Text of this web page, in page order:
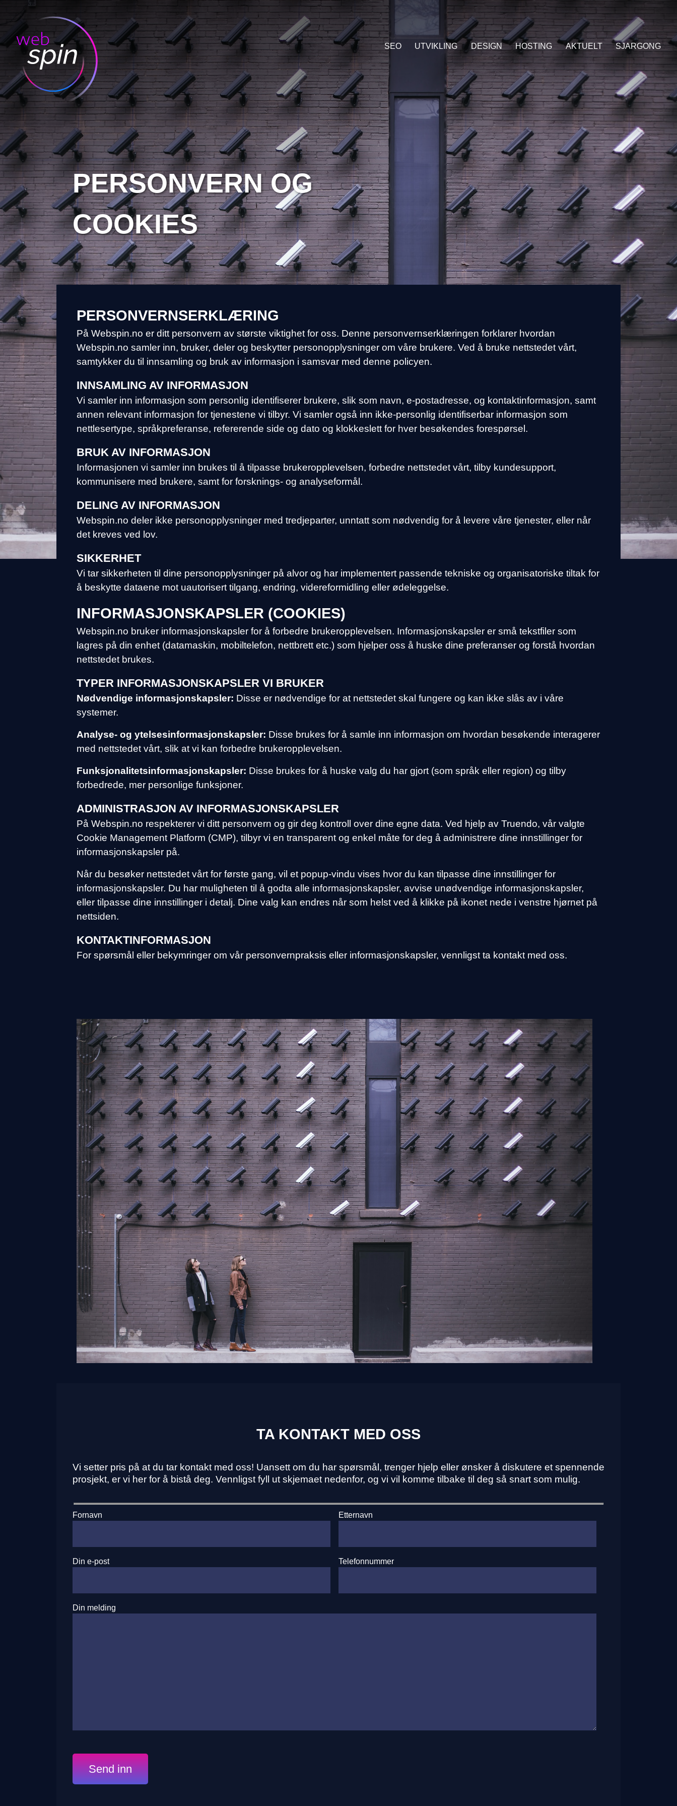
SEO UTVIKLING DESIGN HOSTING AKTUELT SJARGONG
PERSONVERN OG
COOKIES
PERSONVERNSERKLÆRING
På Webspin.no er ditt personvern av største viktighet for oss. Denne personvernserklæringen forklarer hvordan
Webspin.no samler inn, bruker, deler og beskytter personopplysninger om våre brukere. Ved å bruke nettstedet vårt,
samtykker du til innsamling og bruk av informasjon i samsvar med denne policyen.
INNSAMLING AV INFORMASJON
Vi samler inn informasjon som personlig identifiserer brukere, slik som navn, e-postadresse, og kontaktinformasjon, samt
annen relevant informasjon for tjenestene vi tilbyr. Vi samler også inn ikke-personlig identifiserbar informasjon som
nettlesertype, språkpreferanse, refererende side og dato og klokkeslett for hver besøkendes forespørsel.
BRUK AV INFORMASJON
Informasjonen vi samler inn brukes til å tilpasse brukeropplevelsen, forbedre nettstedet vårt, tilby kundesupport,
kommunisere med brukere, samt for forsknings- og analyseformål.
DELING AV INFORMASJON
Webspin.no deler ikke personopplysninger med tredjeparter, unntatt som nødvendig for å levere våre tjenester, eller når
det kreves ved lov.
SIKKERHET
Vi tar sikkerheten til dine personopplysninger på alvor og har implementert passende tekniske og organisatoriske tiltak for
å beskytte dataene mot uautorisert tilgang, endring, videreformidling eller ødeleggelse.
INFORMASJONSKAPSLER (COOKIES)
Webspin.no bruker informasjonskapsler for å forbedre brukeropplevelsen. Informasjonskapsler er små tekstfiler som
lagres på din enhet (datamaskin, mobiltelefon, nettbrett etc.) som hjelper oss å huske dine preferanser og forstå hvordan
nettstedet brukes.
TYPER INFORMASJONSKAPSLER VI BRUKER
Nødvendige informasjonskapsler: Disse er nødvendige for at nettstedet skal fungere og kan ikke slås av i våre
systemer.
Analyse- og ytelsesinformasjonskapsler: Disse brukes for å samle inn informasjon om hvordan besøkende interagerer
med nettstedet vårt, slik at vi kan forbedre brukeropplevelsen.
Funksjonalitetsinformasjonskapsler: Disse brukes for å huske valg du har gjort (som språk eller region) og tilby
forbedrede, mer personlige funksjoner.
ADMINISTRASJON AV INFORMASJONSKAPSLER
På Webspin.no respekterer vi ditt personvern og gir deg kontroll over dine egne data. Ved hjelp av Truendo, vår valgte
Cookie Management Platform (CMP), tilbyr vi en transparent og enkel måte for deg å administrere dine innstillinger for
informasjonskapsler på.
Når du besøker nettstedet vårt for første gang, vil et popup-vindu vises hvor du kan tilpasse dine innstillinger for
informasjonskapsler. Du har muligheten til å godta alle informasjonskapsler, avvise unødvendige informasjonskapsler,
eller tilpasse dine innstillinger i detalj. Dine valg kan endres når som helst ved å klikke på ikonet nede i venstre hjørnet på
nettsiden.
KONTAKTINFORMASJON
For spørsmål eller bekymringer om vår personvernpraksis eller informasjonskapsler, vennligst ta kontakt med oss.
TA KONTAKT MED OSS
Vi setter pris på at du tar kontakt med oss! Uansett om du har spørsmål, trenger hjelp eller ønsker å diskutere et spennende
prosjekt, er vi her for å bistå deg. Vennligst fyll ut skjemaet nedenfor, og vi vil komme tilbake til deg så snart som mulig.
Fornavn Etternavn
Din e-post Telefonnummer
Din melding